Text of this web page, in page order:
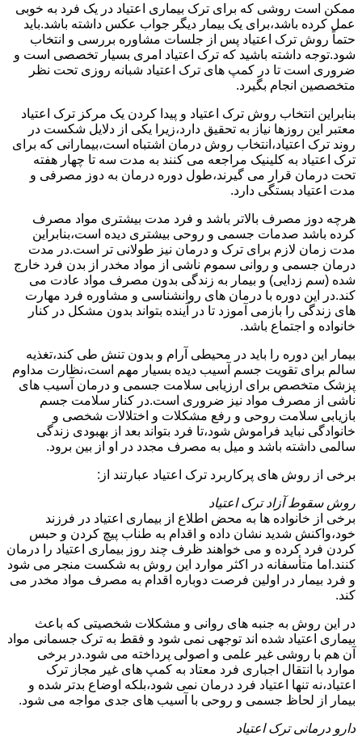
ممکن است روشی که برای ترک بیماری اعتیاد در یک فرد به خوبی
عمل کرده باشد،برای یک بیمار دیگر جواب عکس داشته باشد.باید
حتماً روش ترک اعتیاد پس از جلسات مشاوره بررسی و انتخاب
شود.توجه داشته باشید که ترک اعتیاد امری بسیار تخصصی است و
ضروری است تا در کمپ های ترک اعتیاد شبانه روزی تحت نظر
متخصصین انجام بگیرد.
بنابراین انتخاب روش ترک اعتیاد و پیدا کردن یک مرکز ترک اعتیاد
معتبر این روزها نیاز به تحقیق دارد،زیرا یکی از دلایل شکست در
روند ترک اعتیاد،انتخاب روش درمان اشتباه است،بیمارانی که برای
ترک اعتیاد به کلینیک مراجعه می کنند به مدت سه تا چهار هفته
تحت درمان قرار می گیرند،طول دوره درمان به دوز مصرفی و
مدت اعتیاد بستگی دارد.
هرچه دوز مصرف بالاتر باشد و فرد مدت بیشتری مواد مصرف
کرده باشد صدمات جسمی و روحی بیشتری دیده است،بنابراین
مدت زمان لازم برای ترک و درمان نیز طولانی تر است.در مدت
درمان جسمی و روانی سموم ناشی از مواد مخدر از بدن فرد خارج
شده (سم زدایی) و بیمار به زندگی بدون مصرف مواد عادت می
کند.در این دوره با درمان های روانشناسی و مشاوره فرد مهارت
های زندگی را بازمی آموزد تا در آینده بتواند بدون مشکل در کنار
خانواده و اجتماع باشد.
بیمار این دوره را باید در محیطی آرام و بدون تنش طی کند،تغذیه
سالم برای تقویت جسم آسیب دیده بسیار مهم است،نظارت مداوم
پزشک متخصص برای ارزیابی سلامت جسمی و درمان آسیب های
ناشی از مصرف مواد نیز ضروری است.در کنار سلامت جسم
بازیابی سلامت روحی و رفع مشکلات و اختلالات شخصی و
خانوادگی نباید فراموش شود،تا فرد بتواند بعد از بهبودی زندگی
سالمی داشته باشد و میل به مصرف مجدد در او از بین برود.
برخی از روش های پرکاربرد ترک اعتیاد عبارتند از:
روش سقوط آزاد ترک اعتیاد
برخی از خانواده ها به محض اطلاع از بیماری اعتیاد در فرزند
خود،واکنش شدید نشان داده و اقدام به طناب پیچ کردن و حبس
کردن فرد کرده و می خواهند ظرف چند روز بیماری اعتیاد را درمان
کنند.اما متأسفانه در اکثر موارد این روش به شکست منجر می شود
و فرد بیمار در اولین فرصت دوباره اقدام به مصرف مواد مخدر می
کند.
در این روش به جنبه های روانی و مشکلات شخصیتی که باعث
بیماری اعتیاد شده اند توجهی نمی شود و فقط به ترک جسمانی مواد
آن هم با روشی غیر علمی و اصولی پرداخته می شود.در برخی
موارد با انتقال اجباری فرد معتاد به کمپ های غیر مجاز ترک
اعتیاد،نه تنها اعتیاد فرد درمان نمی شود،بلکه اوضاع بدتر شده و
بیمار از لحاظ جسمی و روحی با آسیب های جدی مواجه می شود.
دارو درمانی ترک اعتیاد